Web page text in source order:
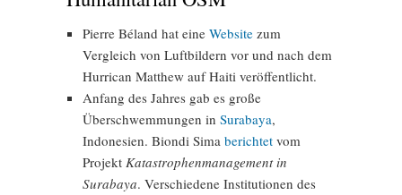
Pierre Béland hat eine Website zum
Vergleich von Luftbildern vor und nach dem
Hurrican Matthew auf Haiti veröffentlicht.
Anfang des Jahres gab es große
Überschwemmungen in Surabaya,
Indonesien. Biondi Sima berichtet vom
Projekt Katastrophenmanagement in
Surabaya. Verschiedene Institutionen des